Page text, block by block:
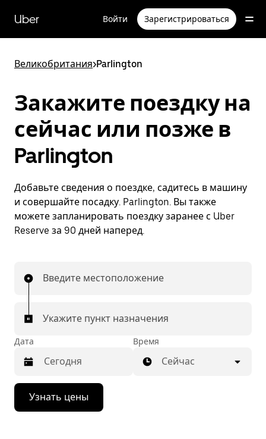
перейти
к
содержимому
Uber Войти Зарегистрироваться
Великобритания>Parlington
Закажите поездку на
сейчас или позже в
Parlington
Добавьте сведения о поездке, садитесь в машину
и совершайте посадку. Parlington. Вы также
можете запланировать поездку заранее с Uber
Reserve за 90 дней наперед.
Введите местоположение
Укажите пункт назначения
Дата
Нажмите
стрелку
вниз,
Время
Сейчас
Узнать цены